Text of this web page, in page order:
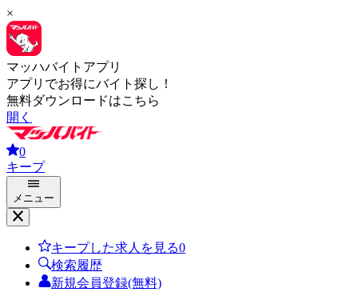
×
マッハバイトアプリ
アプリでお得にバイト探し！
無料ダウンロードはこちら
開く
0
キープ
メニュー
キープした求人を見る0
検索履歴
新規会員登録(無料)